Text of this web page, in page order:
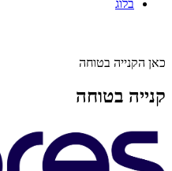
בלוג
כאן הקנייה בטוחה
קנייה בטוחה